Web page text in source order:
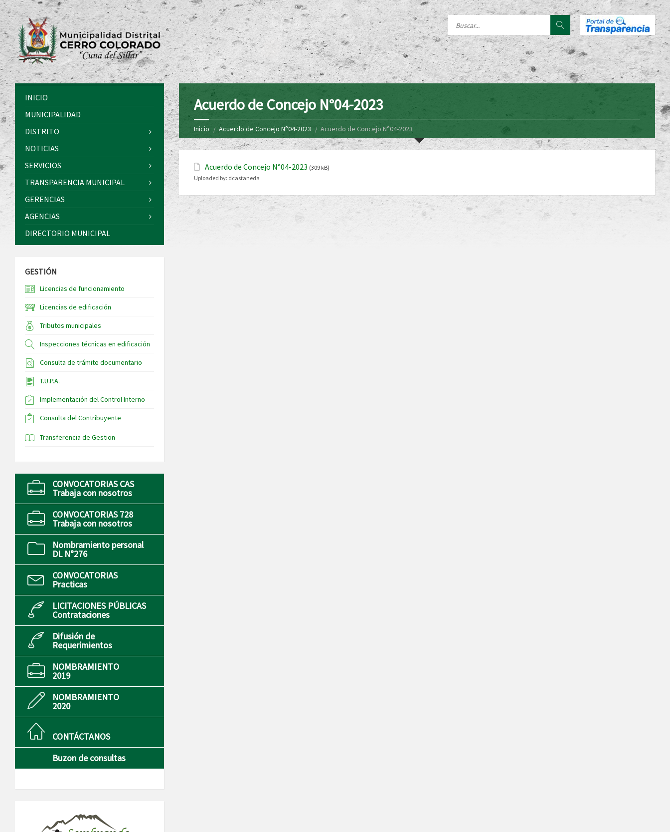
Acuerdo de Concejo N°04-2023
Inicio Acuerdo de Concejo N°04-2023 Acuerdo de Concejo N°04-2023
Acuerdo de Concejo N°04-2023 (309 kB)
Uploaded by: dcastaneda
INICIO
MUNICIPALIDAD
DISTRITO
NOTICIAS
SERVICIOS
TRANSPARENCIA MUNICIPAL
GERENCIAS
AGENCIAS
DIRECTORIO MUNICIPAL
GESTIÓN
Licencias de funcionamiento
Licencias de edificación
Tributos municipales
Inspecciones técnicas en edificación
Consulta de trámite documentario
T.U.P.A.
Implementación del Control Interno
Consulta del Contribuyente
Transferencia de Gestion
CONVOCATORIAS CAS
Trabaja con nosotros
CONVOCATORIAS 728
Trabaja con nosotros
Nombramiento personal
DL N°276
CONVOCATORIAS
Practicas
LICITACIONES PÚBLICAS
Contrataciones
Difusión de
Requerimientos
NOMBRAMIENTO
2019
NOMBRAMIENTO
2020
CONTÁCTANOS
Buzon de consultas